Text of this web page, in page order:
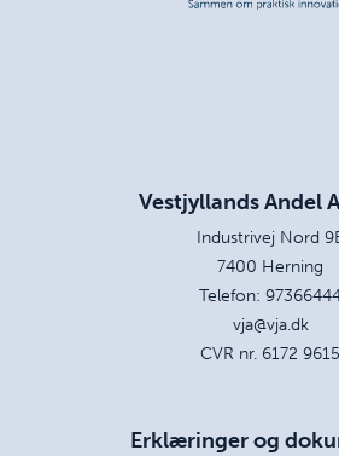
Vestjyllands Andel
Industrivej Nord
7400 Herning
Telefon:
vja@vja.dk
CVR nr. 6172 9615
Erklæringer og